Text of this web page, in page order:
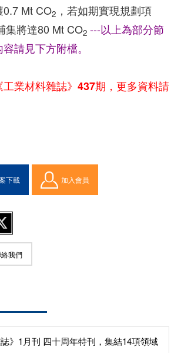
Mt CO2 ，若如期實現規劃項
集將達80 Mt CO2 ---以上為部分節
請見下方附檔。
業材料雜誌》437期，更多資料請
下載 加入會員
我們
誌》1月刊 四十周年特刊，集結14項領域